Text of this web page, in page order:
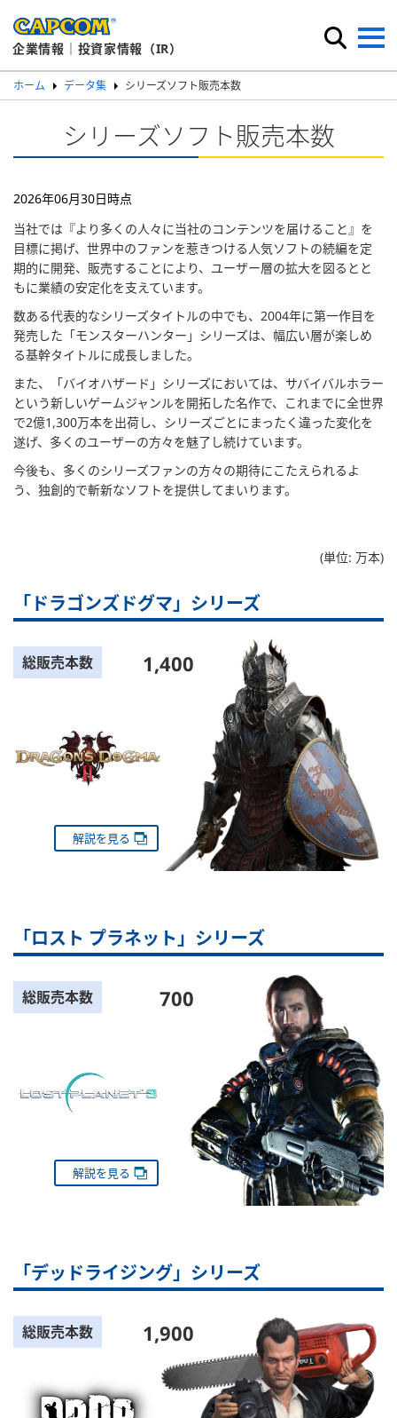
企業情報｜投資家情報（IR）
ホーム データ集 シリーズソフト販売本数
シリーズソフト販売本数
2026年06月30日時点
当社では『より多くの人々に当社のコンテンツを届けること』を
目標に掲げ、世界中のファンを惹きつける人気ソフトの続編を定
期的に開発、販売することにより、ユーザー層の拡大を図るとと
もに業績の安定化を支えています。
数ある代表的なシリーズタイトルの中でも、2004年に第一作目を
発売した「モンスターハンター」シリーズは、幅広い層が楽しめ
る基幹タイトルに成長しました。
また、「バイオハザード」シリーズにおいては、サバイバルホラー
という新しいゲームジャンルを開拓した名作で、これまでに全世界
で2億1,300万本を出荷し、シリーズごとにまったく違った変化を
遂げ、多くのユーザーの方々を魅了し続けています。
今後も、多くのシリーズファンの方々の期待にこたえられるよ
う、独創的で斬新なソフトを提供してまいります。
(単位: 万本)
「ドラゴンズドグマ」シリーズ
総販売本数 1,400
解説を見る
「ロスト プラネット」シリーズ
総販売本数 700
解説を見る
「デッドライジング」シリーズ
総販売本数 1,900